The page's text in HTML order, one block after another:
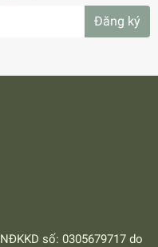
Đăng ký
số: 0305679717 do